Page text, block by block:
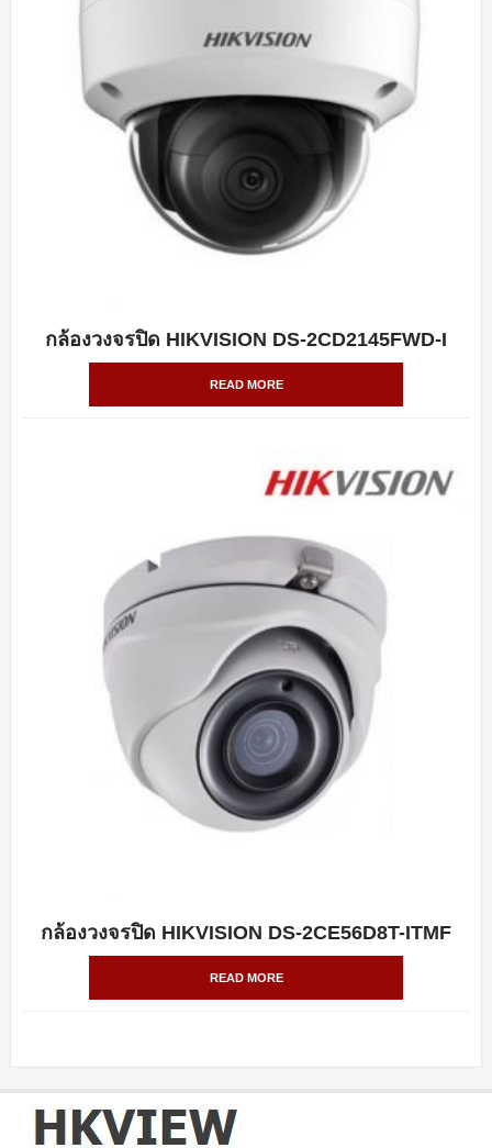
QUICK VIEW
กล้องวงจรปิด HIKVISION DS-2CD2145FWD-I
READ MORE
QUICK VIEW
กล้องวงจรปิด HIKVISION DS-2CE56D8T-ITMF
READ MORE